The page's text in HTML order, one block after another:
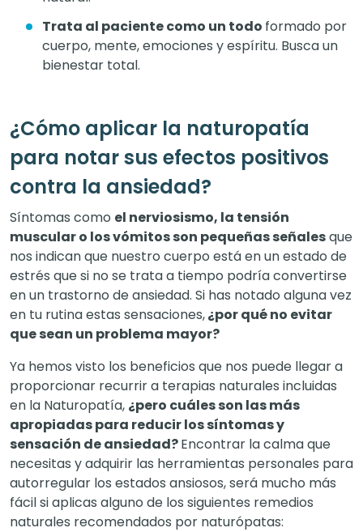
Trata al paciente como un todo formado por
cuerpo, mente, emociones y espíritu. Busca un
bienestar total.
¿Cómo aplicar la naturopatía
para notar sus efectos positivos
contra la ansiedad?
Síntomas como el nerviosismo, la tensión
muscular o los vómitos son pequeñas señalesque
nos indican que nuestro cuerpo está en un estado de
estrés que si no se trata a tiempo podría convertirse
en un trastorno de ansiedad. Si has notado alguna vez
en tu rutina estas sensaciones,¿por qué no evitar
que sean un problema mayor?
Ya hemos visto los beneficios que nos puede llegar a
proporcionar recurrir a terapias naturales incluidas
en la Naturopatía, ¿pero cuáles son las más
apropiadas para reducir los síntomas y
sensación de ansiedad?Encontrar la calma que
necesitas y adquirir las herramientas personales para
autorregular los estados ansiosos, será mucho más
fácil si aplicas alguno de los siguientes remedios
naturales recomendados por naturópatas: